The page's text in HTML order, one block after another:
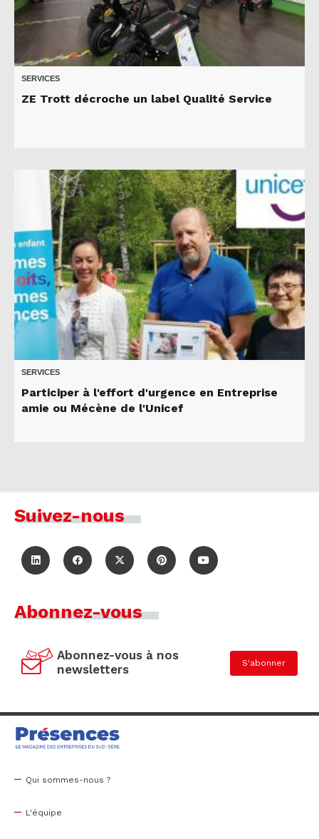
SERVICES
ZE Trott décroche un label Qualité Service
SERVICES
Participer à l'effort d'urgence en Entreprise
amie ou Mécène de l'Unicef
Suivez-nous
Abonnez-vous
Abonnez-vous à nos
newsletters
S'abonner
Qui sommes-nous ?
L'équipe